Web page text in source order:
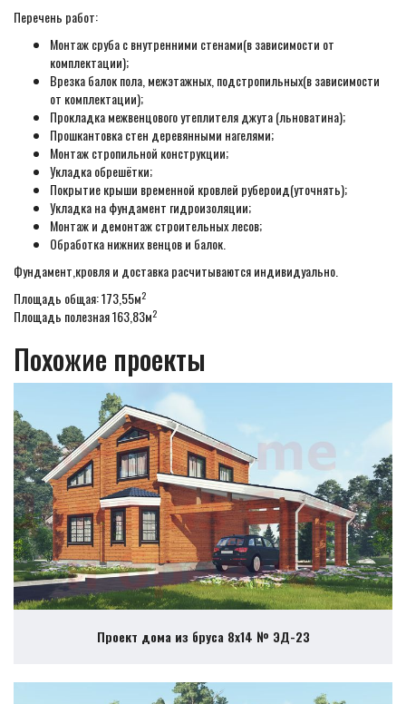
Перечень работ:
Монтаж сруба с внутренними стенами(в зависимости от
комплектации);
Врезка балок пола, межэтажных, подстропильных(в зависимости
от комплектации);
Прокладка межвенцового утеплителя джута (льноватина);
Прошкантовка стен деревянными нагелями;
Монтаж стропильной конструкции;
Укладка обрешётки;
Покрытие крыши временной кровлей рубероид(уточнять);
Укладка на фундамент гидроизоляции;
Монтаж и демонтаж строительных лесов;
Обработка нижних венцов и балок.
Фундамент,кровля и доставка расчитываются индивидуально.
Площадь общая: 173,55м2
Площадь полезная 163,83м2
Похожие проекты
Проект дома из бруса 8х14 № ЭД-23